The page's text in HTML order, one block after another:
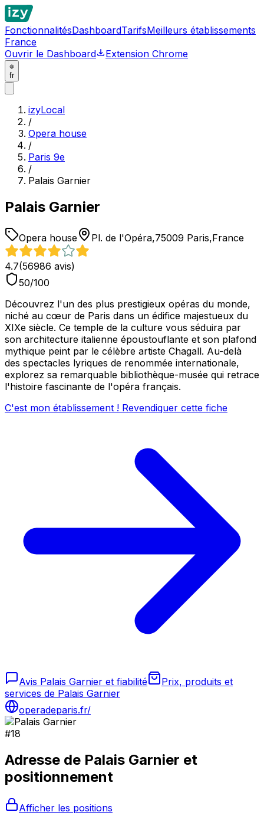
FonctionnalitésDashboardTarifsMeilleurs établissements
France
Ouvrir le Dashboard
Extension Chrome
fr
izyLocal
/
Opera house
/
Paris 9e
/
Palais Garnier
Palais Garnier
Opera house Pl. de l'Opéra,75009 Paris,France
4.7(56986 avis)
50/100
Découvrez l'un des plus prestigieux opéras du monde,
niché au cœur de Paris dans un édifice majestueux du
XIXe siècle. Ce temple de la culture vous séduira par
son architecture italienne époustouflante et son plafond
mythique peint par le célèbre artiste Chagall. Au-delà
des spectacles lyriques de renommée internationale,
explorez sa remarquable bibliothèque-musée qui retrace
l'histoire fascinante de l'opéra français.
C'est mon établissement ! Revendiquer cette fiche
Avis Palais Garnier et fiabilité
Prix, produits et
services de Palais Garnier
operadeparis.fr/
#18
Adresse de Palais Garnier et
positionnement
Afficher les positions